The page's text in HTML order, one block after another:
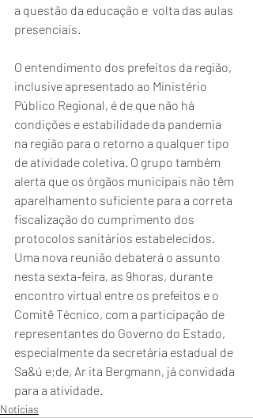
a questão da educação e  volta das aulas
presenciais.
O entendimento dos prefeitos da região,
inclusive apresentado ao Ministério
Público Regional, é de que não há
condições e estabilidade da pandemia
na região para o retorno a qualquer tipo
de atividade coletiva. O grupo também
alerta que os órgãos municipais não têm
aparelhamento suficiente para a correta
fiscalização do cumprimento dos
protocolos sanitários estabelecidos.
Uma nova reunião debaterá o assunto
nesta sexta-feira, as 9horas, durante
encontro virtual entre os prefeitos e o
Comitê Técnico, com a participação de
representantes do Governo do Estado,
especialmente da secretária estadual de
Sa&ú e;de, Ar ita Bergmann, já convidada
para a atividade.
Notícias